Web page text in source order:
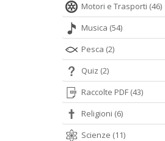
Motori e Trasporti (46)
Musica (54)
Pesca (2)
Quiz (2)
Raccolte PDF (43)
Religioni (6)
Scienze (11)